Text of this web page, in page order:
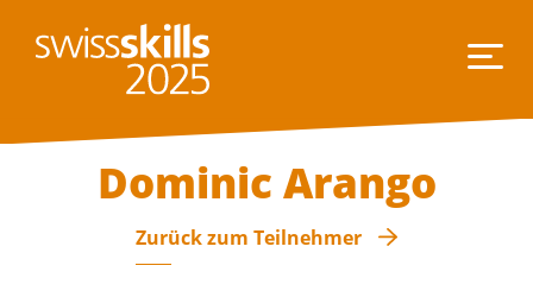
Dominic Arango
Zurück zum Teilnehmer